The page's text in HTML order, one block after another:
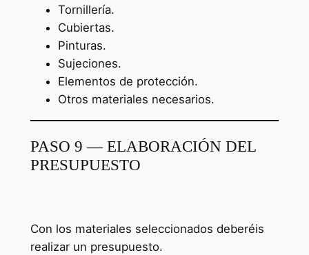
Tornillería.
Cubiertas.
Pinturas.
Sujeciones.
Elementos de protección.
Otros materiales necesarios.
PASO 9 — ELABORACIÓN DEL
PRESUPUESTO
Con los materiales seleccionados deberéis
realizar un presupuesto.